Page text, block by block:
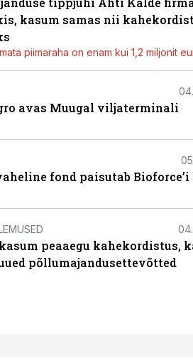
kasum samas nii
piimaraha on enam kui 1,2 miljonit
avas Muugal viljaterminali
fond paisutab
peaaegu kahekordistus,
põllumajandusettevõtted